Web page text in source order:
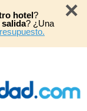
×
hotel?
? ¿Una